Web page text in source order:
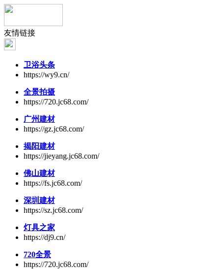
友情链接
卫浴头条
https://wy9.cn/
全景拍摄
https://720.jc68.com/
广州建材
https://gz.jc68.com/
揭阳建材
https://jieyang.jc68.com/
佛山建材
https://fs.jc68.com/
深圳建材
https://sz.jc68.com/
灯具之家
https://dj9.cn/
720全景
https://720.jc68.com/